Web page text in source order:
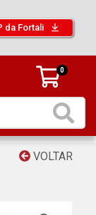
da Fortali
0
VOLTAR